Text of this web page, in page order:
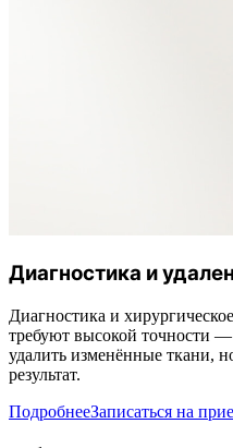
Диагностика и
Диагностика и
требуют высокой точности
удалить изменённые ткани,
результат.
ПодробнееЗаписаться на